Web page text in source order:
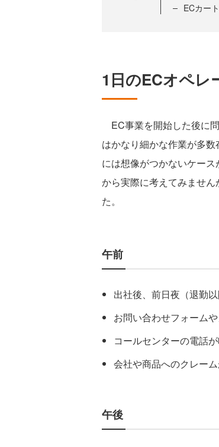
ECカー
1日のECオペレ
EC事業を開始した後に
はかなり細かな作業が多
には想像がつかないケー
から実際に考えてみませ
た。
午前
出社後、前日夜（退勤
お問い合わせフォーム
コールセンターの電話
会社や商品へのクレー
午後